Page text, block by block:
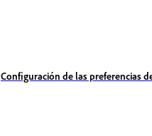
Configuración de las preferencias